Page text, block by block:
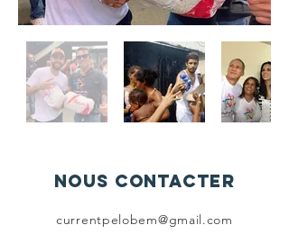
Nous contacter
currentpelobem@gmail.com